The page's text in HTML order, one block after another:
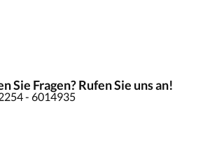
Sie Fragen? Rufen Sie uns an!
- 6014935